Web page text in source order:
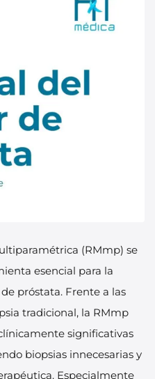
(RMmp) se
esencial para la
próstata. Frente a las
tradicional, la RMmp
significativas
biopsias innecesarias y
Especialmente